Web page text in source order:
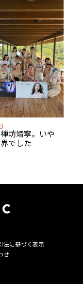
坊靖寧。いや
でした
法に基づく表示
せ